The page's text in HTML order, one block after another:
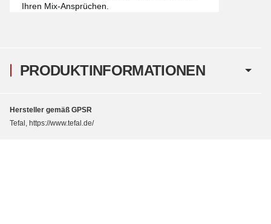
PRODUKTINFORMATIONEN
Ihren Mix-Ansprüchen.
Hersteller gemäß GPSR
Tefal, https://www.tefal.de/